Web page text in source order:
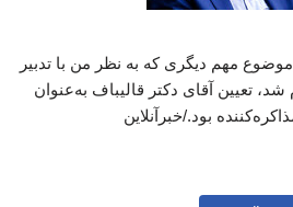
مهم دیگری که به نظر من با تدبیر
شد، تعیین آقای دکتر قالیباف به‌عنوان
بود./خبرآنلاین